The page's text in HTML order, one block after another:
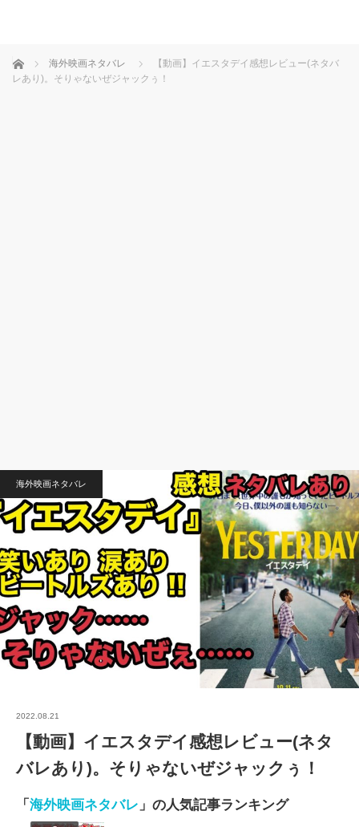
ホーム 海外映画ネタバレ
【動画】イエスタデイ感想レビュー(ネタバ
レあり)。そりゃないぜジャックぅ！
海外映画ネタバレ
2022.08.21
【動画】イエスタデイ感想レビュー(ネタ
バレあり)。そりゃないぜジャックぅ！
「 海外映画ネタバレ 」の人気記事ランキング